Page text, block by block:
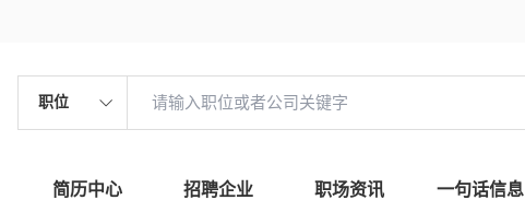
职位
简历中心 招聘企业 职场资讯 一句话信息